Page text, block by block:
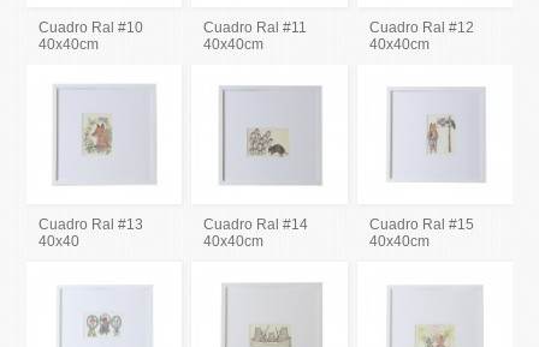
Cuadro Ral #10
40x40cm
Cuadro Ral #11
40x40cm
Cuadro Ral #12
40x40cm
Cuadro Ral #13
40x40
Cuadro Ral #14
40x40cm
Cuadro Ral #15
40x40cm